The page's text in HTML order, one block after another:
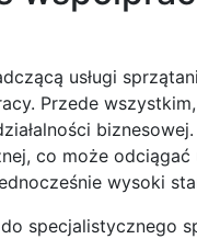
usługi
Przede
co może
wysoki
specjalistycznego